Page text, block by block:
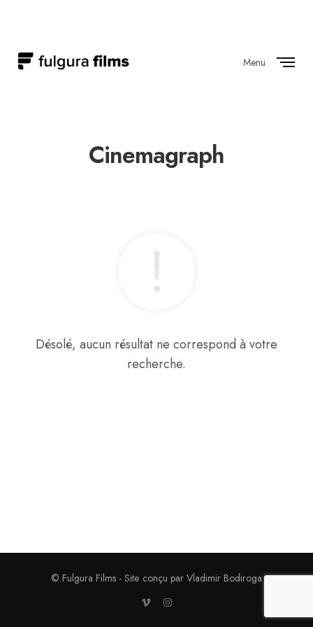
Menu
Cinemagraph
Désolé, aucun résultat ne correspond à votre
recherche.
© Fulgura Films - Site conçu par Vladimir Bodiroga